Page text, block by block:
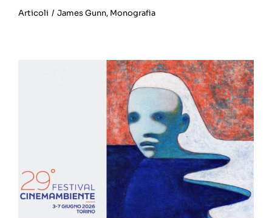
Articoli / James Gunn, Monografia